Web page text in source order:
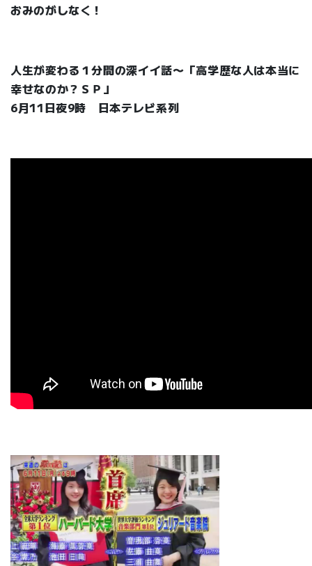
おみのがしなく！
人生が変わる１分間の深イイ話〜「高学歴な人は本当に
幸せなのか？ＳＰ」
6月11日夜9時 日本テレビ系列